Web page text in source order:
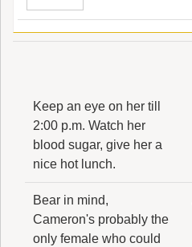
Keep an eye on her till
2:00 p.m. Watch her
blood sugar, give her a
nice hot lunch.
Bear in mind,
Cameron's probably the
only female who could